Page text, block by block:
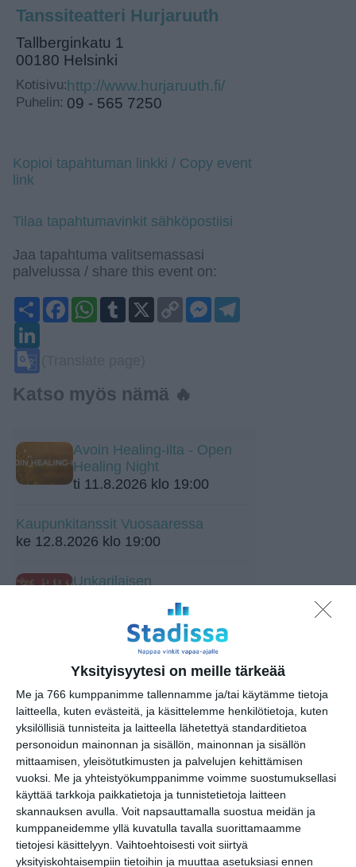
Yksityisyytesi on meille tärkeää
Me ja 766 kumppanimme tallennamme ja/tai käytämme tietoja
laitteella, kuten evästeitä, ja käsittelemme henkilötietoja, kuten
yksilöllisiä tunnisteita ja laitteella lähetettyä standarditietoa
personoidun mainonnan ja sisällön, mainonnan ja sisällön
mittaamisen, yleisötutkimusten ja palvelujen kehittämisen
vuoksi. Me ja yhteistyökumppanimme voimme suostumuksellasi
käyttää tarkkoja paikkatietoja ja tunnistetietoja laitteen
skannauksen avulla. Voit napsauttamalla suostua meidän ja
kumppaneidemme yllä kuvatulla tavalla suorittamaamme
tietojesi käsittelyyn. Vaihtoehtoisesti voit siirtyä
yksityiskohtaisempiin tietoihin ja muuttaa asetuksiasi ennen
Tanssiteatteri Hurjaruuth
Tallberginkatu 1
00180 Helsinki
Kotisivu:http://www.hurjaruuth.fi/
Puhelin: 09 - 565 7250
Kopioi tapahtuman linkki / Copy event
link
Tilaa tapahtumavinkit sähköpostiisi
Jaa tapahtuma valitsemassasi
palvelussa / share this event on:
ShareFacebookWhatsApp
Tumblr
X
Copy
Link
Messenger
Katso myös nämä 🔥
Avoin Healing-ilta - Open
Healing Night
ti 11.8.2026 klo 19:00
Kaupunkitanssit Vuosaaressa
ke 12.8.2026 klo 19:00
Unkarilaisen
to 13.8.2026 klo 18:00
Puutarhan parhaat palat -
opastus
pe 14.8.2026 klo 11:30
Arboretum-opastus
la 15.8.2026 klo 12:30
Vantaan Ikean
peräkonttikirppis
su 16.8.2026 klo 09:00